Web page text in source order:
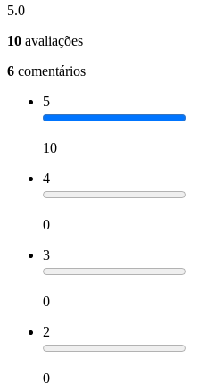
5.0
10 avaliações
6 comentários
5
10
4
0
3
0
2
0